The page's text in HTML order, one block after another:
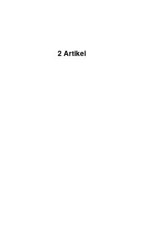
2 Artikel